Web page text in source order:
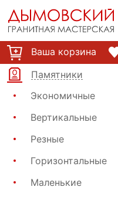
Ваша корзина
Памятники
Экономичные
Вертикальные
Резные
Горизонтальные
Маленькие